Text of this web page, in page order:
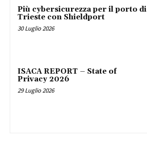
Più cybersicurezza per il porto di
Trieste con Shieldport
30 Luglio 2026
ISACA REPORT – State of
Privacy 2026
29 Luglio 2026